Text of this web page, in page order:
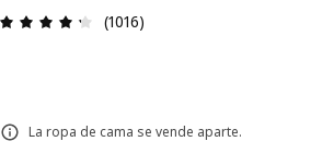
Reseña: 4.3 de 5 estrellas.
(1016)
La ropa de cama se vende aparte.